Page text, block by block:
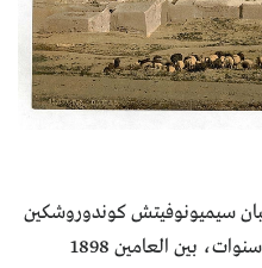
سيميونوفيتش كوندوروشكين
(1874 – 1919) في بلادنا نحو خمس سنوات، بين العامين 1898